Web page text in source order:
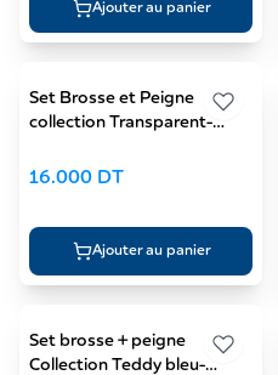
Ajouter au panier
Set Brosse et Peigne
collection Transparent-
16.000 DT
Ajouter au panier
Set brosse + peigne
Collection Teddy bleu-